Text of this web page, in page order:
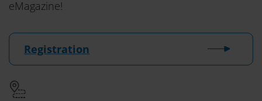
eMagazine!
Registration